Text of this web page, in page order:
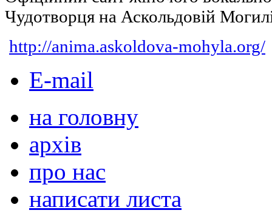
Чудотворця на Аскольдовій
http://anima.askoldova-mohyla.org/
E-mail
на головну
архів
про нас
написати листа